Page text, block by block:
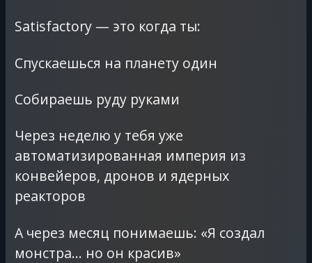
Satisfactory — это когда ты:
Спускаешься на планету один
Собираешь руду руками
Через неделю у тебя уже
автоматизированная империя из
конвейеров, дронов и ядерных
реакторов
А через месяц понимаешь: «Я создал
монстра… но он красив»